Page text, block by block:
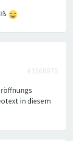
#1568975
in diesem